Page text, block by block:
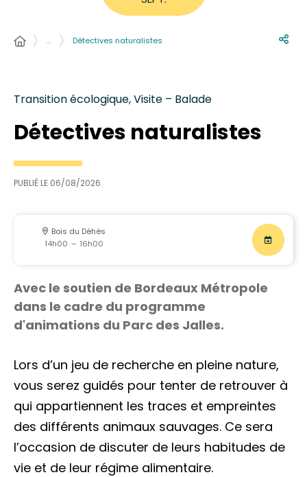
… Détectives naturalistes
Transition écologique, Visite – Balade
Détectives naturalistes
PUBLIÉ LE 06/08/2026
Bois du Déhès
14h00 – 16h00
Avec le soutien de Bordeaux Métropole
dans le cadre du programme
d'animations du Parc des Jalles.
Lors d’un jeu de recherche en pleine nature,
vous serez guidés pour tenter de retrouver à
qui appartiennent les traces et empreintes
des différents animaux sauvages. Ce sera
l’occasion de discuter de leurs habitudes de
vie et de leur régime alimentaire.